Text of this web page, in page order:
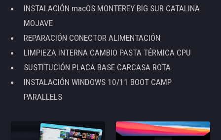
INSTALACIÓN macOS MONTEREY BIG SUR CATALINA
MOJAVE
REPARACIÓN CONECTOR ALIMENTACIÓN
LIMPIEZA INTERNA CAMBIO PASTA TÉRMICA CPU
SUSTITUCIÓN PLACA BASE CARCASA ROTA
INSTALACIÓN WINDOWS 10/11 BOOT CAMP
PARALLELS